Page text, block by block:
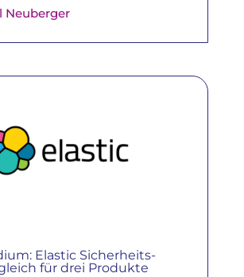
Neuberger
Elastic Sicherheits-
für drei Produkte